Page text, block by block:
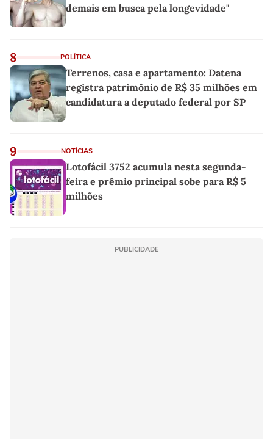
demais em busca pela longevidade"
8 POLÍTICA
Terrenos, casa e apartamento: Datena
registra patrimônio de R$ 35 milhões em
candidatura a deputado federal por SP
9 NOTÍCIAS
Lotofácil 3752 acumula nesta segunda-
feira e prêmio principal sobe para R$ 5
milhões
PUBLICIDADE